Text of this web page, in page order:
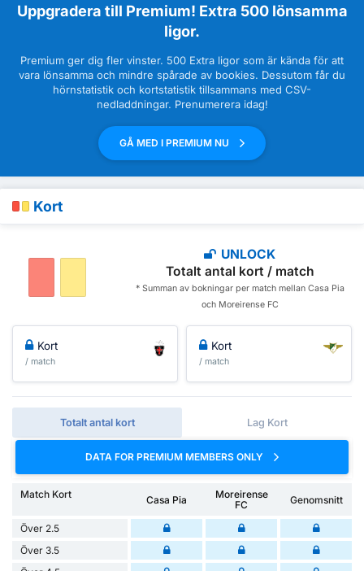
Uppgradera till Premium! Extra 500 lönsamma
ligor.
Premium ger dig fler vinster. 500 Extra ligor som är kända för att
vara lönsamma och mindre spårade av bookies. Dessutom får du
hörnstatistik och kortstatistik tillsammans med CSV-
nedladdningar. Prenumerera idag!
GÅ MED I PREMIUM NU
Kort
UNLOCK
Totalt antal kort / match
* Summan av bokningar per match mellan Casa Pia
och Moreirense FC
Kort
/ match
Kort
/ match
Totalt antal kort Lag Kort
DATA FOR PREMIUM MEMBERS ONLY
Match Kort Casa Pia
Moreirense
FC
Genomsnitt
Över 2.5
Över 3.5